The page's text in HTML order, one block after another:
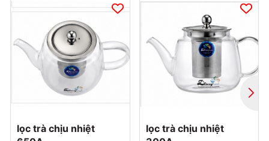
lọc trà chịu nhiệt
lọc trà chịu nhiệt